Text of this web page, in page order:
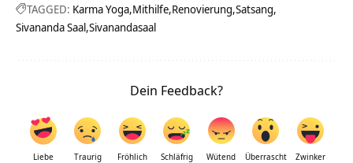
TAGGED: Karma Yoga Mithilfe Renovierung Satsang
Sivananda Saal Sivanandasaal
Dein Feedback?
Liebe Traurig Fröhlich Schläfrig Wütend Überrascht Zwinker